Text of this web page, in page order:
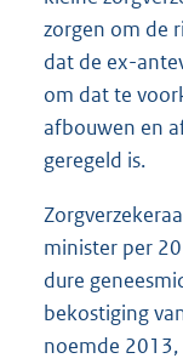
zorgen om de
dat de ex-
om dat te
afbouwen en
geregeld is.
minister per
dure
bekostiging
noemde 2013,